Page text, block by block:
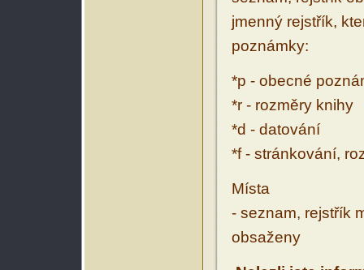
jmenný rejstřík,
poznámky:
*p - obecné
*r - rozměry knihy
*d - datování
*f - stránkování,
Místa
- seznam, rejstřík
obsaženy